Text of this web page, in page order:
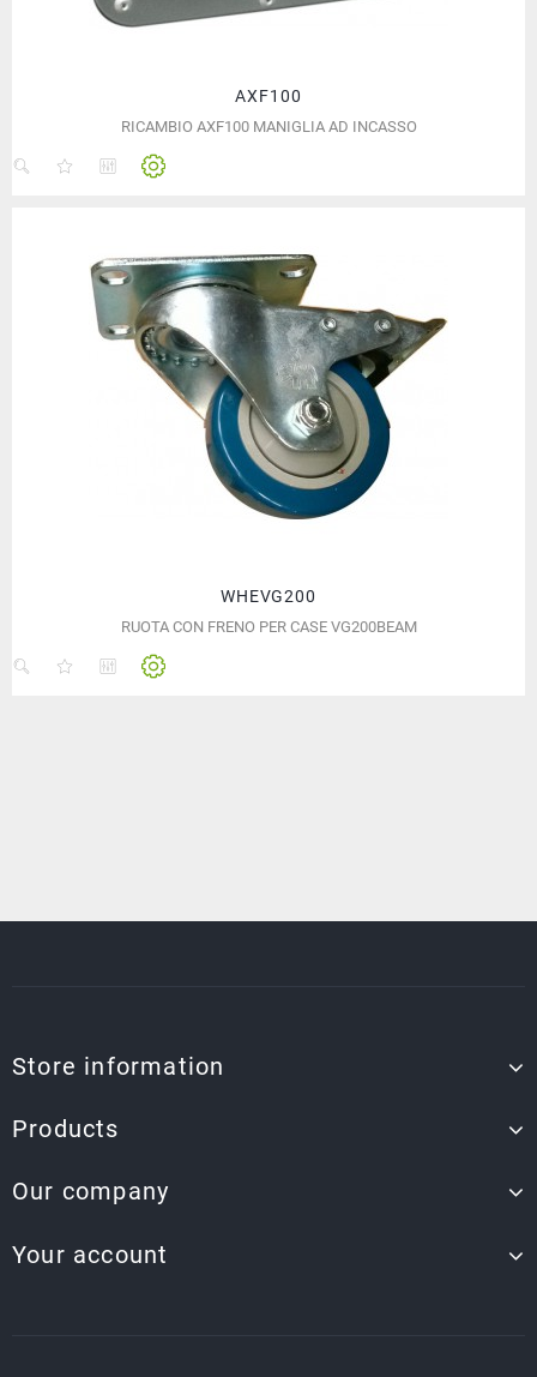
AXF100
RICAMBIO AXF100 MANIGLIA AD INCASSO
WHEVG200
RUOTA CON FRENO PER CASE VG200BEAM
Store information
Products
Our company
Your account